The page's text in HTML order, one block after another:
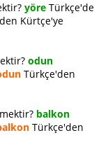
yöre
Kürtçe'ye
odun
Türkçe'den
balkon
Türkçe'den